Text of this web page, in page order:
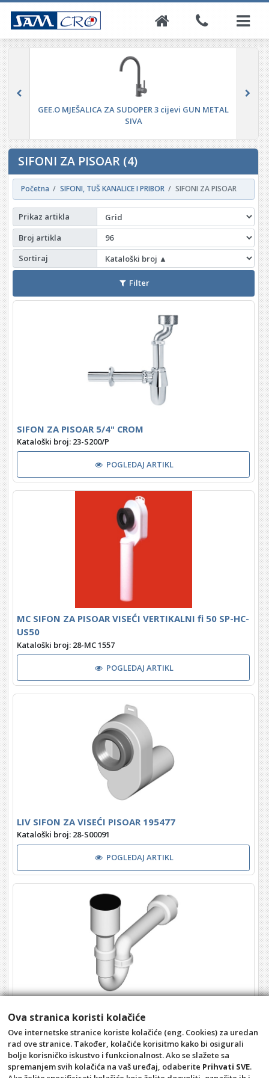
GEE.O MJEŠALICA ZA SUDOPER 3 cijevi GUN METAL
SIVA
SIFONI ZA PISOAR (4)
Početna SIFONI, TUŠ KANALICE I PRIBOR SIFONI ZA PISOAR
Prikaz artikla
Broj artikla
Sortiraj
Filter
SIFON ZA PISOAR 5/4" CROM
Kataloški broj: 23-S200/P
POGLEDAJ ARTIKL
MC SIFON ZA PISOAR VISEĆI VERTIKALNI fi 50 SP-HC-
US50
Kataloški broj: 28-MC 1557
POGLEDAJ ARTIKL
LIV SIFON ZA VISEĆI PISOAR 195477
Kataloški broj: 28-S00091
POGLEDAJ ARTIKL
LIV SIFON ZA PISOAR 196030
Kataloški broj: 28-S00210
POGLEDAJ ARTIKL
Ova stranica koristi kolačiće
Ove internetske stranice koriste kolačiće (eng. Cookies) za uredan
rad ove stranice. Također, kolačiće korisitmo kako bi osigurali
bolje korisničko iskustvo i funkcionalnost. Ako se slažete sa
spremanjem svih kolačića na vaš uređaj, odaberite Prihvati SVE.